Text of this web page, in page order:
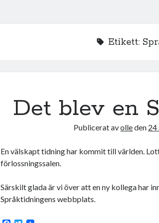
Etikett:
Det blev en
Publicerat avolleden 24
En välskapt tidning har kommit till världen.
förlossningssalen.
Särskilt glada är vi över att en ny kollega har
Språktidningens webbplats.